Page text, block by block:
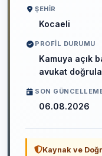
ŞEHIR
Kocaeli
PROFIL DURUMU
Kamuya açık
avukat
SON
06.08.2026
Kaynak ve